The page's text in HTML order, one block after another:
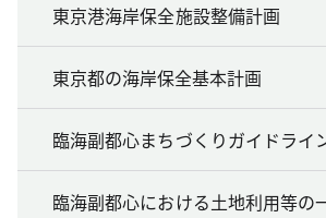
東京港海岸保全施設整備計画
東京都の海岸保全基本計画
臨海副都心まちづくりガイドライ
臨海副都心における土地利用等の